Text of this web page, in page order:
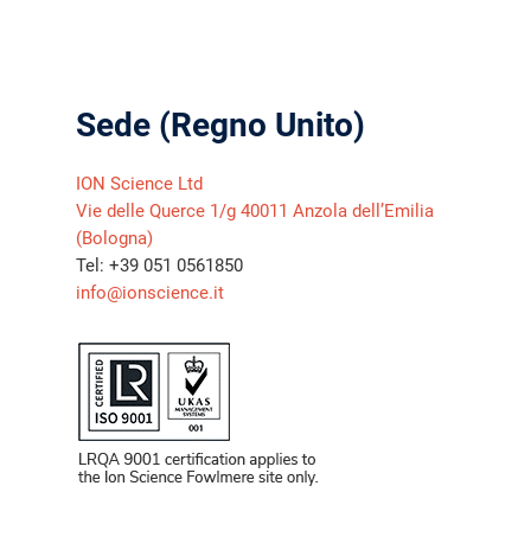
Sede (Regno Unito)
ION Science Ltd
Vie delle Querce 1/g 40011 Anzola dell’Emilia
(Bologna)
Tel: +39 051 0561850
info@ionscience.it